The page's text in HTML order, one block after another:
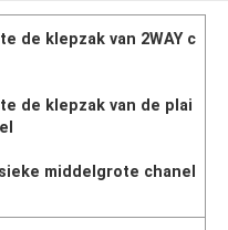
de klepzak van 2WAY c
de klepzak van de plai
middelgrote chanel